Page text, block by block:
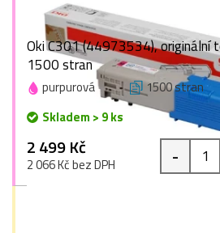
Oki C301 (44973534), originální
1500 stran
purpurová 1500 stran
Skladem > 9 ks
2 499 Kč
2 066 Kč bez DPH -